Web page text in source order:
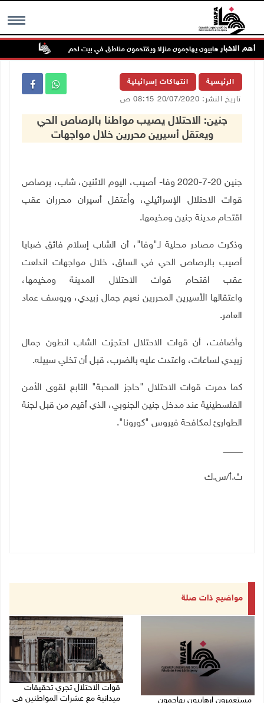
MENU أهم الاخبارارهابيون يهاجمون منزلا ويقتحمون مناطق في بيت لحم
الرئيسية انتهاكات إسرائيلية
تاريخ النشر: 20/07/2020 08:15 ص
جنين: الاحتلال يصيب مواطنا بالرصاص الحي
ويعتقل أسيرين محررين خلال مواجهات
جنين 20-7-2020 وفا- أصيب، اليوم الاثنين، شاب، برصاص
قوات الاحتلال الإسرائيلي، واُعتقل أسيران محرران عقب
اقتحام مدينة جنين ومخيمها.
وذكرت مصادر محلية لـ"وفا"، أن الشاب إسلام فائق ضبايا
أصيب بالرصاص الحي في الساق، خلال مواجهات اندلعت
عقب اقتحام قوات الاحتلال المدينة ومخيمها،
واعتقالها الأسيرين المحررين نعيم جمال زبيدي، ويوسف عماد
العامر.
وأضافت، أن قوات الاحتلال احتجزت الشاب انطون جمال
زبيدي لساعات، واعتدت عليه بالضرب، قبل أن تخلي سبيله.
كما دمرت قوات الاحتلال "حاجز المحبة" التابع لقوى الأمن
الفلسطينية عند مدخل جنين الجنوبي، الذي أقيم من قبل لجنة
الطوارئ لمكافحة فيروس "كورونا".
ــــــــــــــــ
ث.أ/س.ك
مواضيع ذات صلة
مستعمرون ارهابيون يهاجمون
قوات الاحتلال تجري تحقيقات
ميدانية مع عشرات المواطنين في